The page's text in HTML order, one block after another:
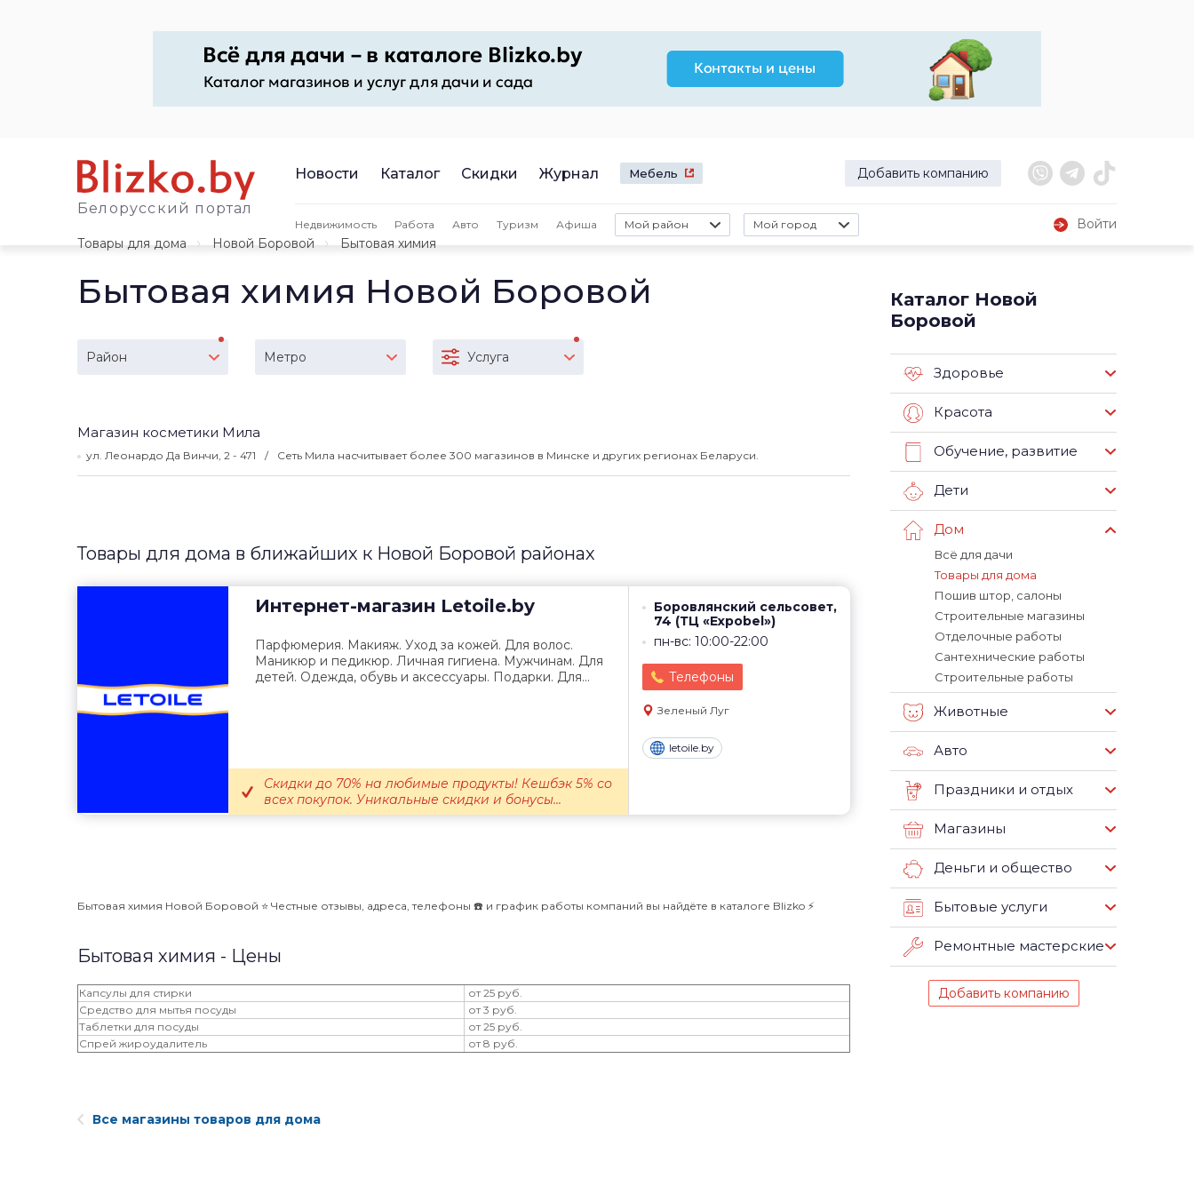
Белорусский портал
Новости Каталог Скидки Журнал Мебель Добавить компанию
Недвижимость Работа Авто Туризм Афиша Мой район Мой город
Войти
Товары для дома
Новой Боровой Бытовая химия
Бытовая химия Новой Боровой
Район Метро Услуга
Магазин косметики Мила
ул. Леонардо Да Винчи, 2 - 471 Сеть Мила насчитывает более 300 магазинов в Минске и других регионах Беларуси.
Товары для дома в ближайших к Новой Боровой районах
Интернет-магазин Letoile.by
Боровлянский сельсовет,
74 (ТЦ «Expobel»)
пн-вс: 10:00-22:00
Телефоны
Зеленый Луг
letoile.by
Парфюмерия. Макияж. Уход за кожей. Для волос.
Маникюр и педикюр. Личная гигиена. Мужчинам. Для
детей. Одежда, обувь и аксессуары. Подарки. Для...
Скидки до 70% на любимые продукты! Кешбэк 5% со
всех покупок. Уникальные скидки и бонусы...
Бытовая химия Новой Боровой ⭐️ Честные отзывы, адреса, телефоны ☎️ и график работы компаний вы найдёте в каталоге Blizko ⚡️
Бытовая химия - Цены
Капсулы для стирки
от 25 руб.
Средство для мытья посуды
от 3 руб.
Таблетки для посуды
от 25 руб.
Спрей жироудалитель
от 8 руб.
Каталог Новой
Боровой
Здоровье
Красота
Обучение, развитие
Дети
Дом
Всё для дачи
Товары для дома
Пошив штор, салоны
Строительные магазины
Отделочные работы
Сантехнические работы
Строительные работы
Животные
Авто
Праздники и отдых
Магазины
Деньги и общество
Бытовые услуги
Ремонтные мастерские
Добавить компанию
Все магазины товаров для дома